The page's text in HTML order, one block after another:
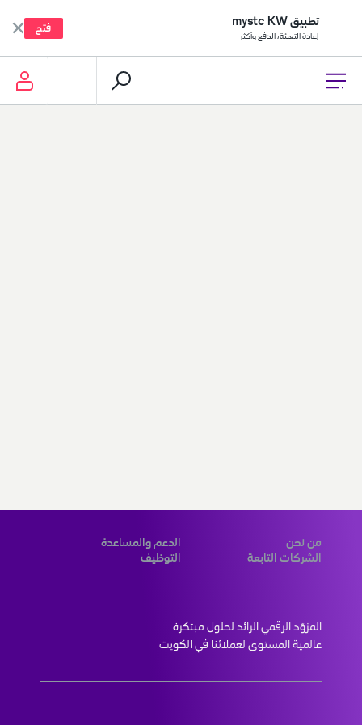
تطبيق mystc KW
إعادة التعبئة، الدفع وأكثر
فتح
من نحن
الدعم والمساعدة
الشركات التابعة
التوظيف
عالمية المستوى لعملائنا في الكويت